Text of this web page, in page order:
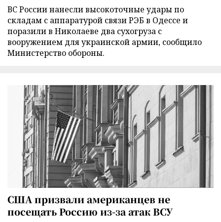
ВС России нанесли высокоточные удары по
складам с аппаратурой связи РЭБ в Одессе и
поразили в Николаеве два сухогруза с
вооружением для украинской армии, сообщило
Министерство обороны.
США призвали американцев не
посещать Россию из-за атак ВСУ